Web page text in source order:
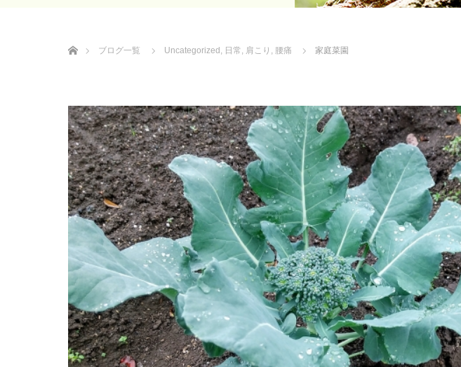
ブログ一覧
Uncategorized , 日常, 肩こり , 腰痛 家庭菜園